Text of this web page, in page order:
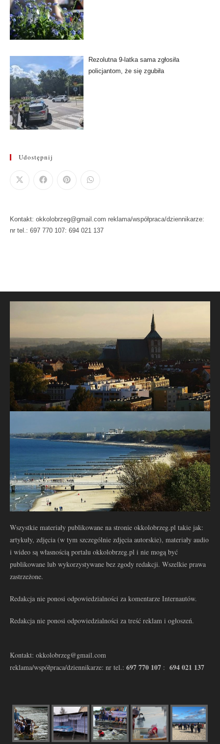
Rezolutna 9-latka sama zgłosiła
policjantom, że się zgubiła
Udostępnij
Kontakt: okkolobrzeg@gmail.com reklama/współpraca/dziennikarze:
nr tel.: 697 770 107: 694 021 137
Wszystkie materiały publikowane na stronie okkolobrzeg.pl takie jak:
artykuły, zdjęcia (w tym szczególnie zdjęcia autorskie), materiały audio
i wideo są własnością portalu okkolobrzeg.pl i nie mogą być
publikowane lub wykorzystywane bez zgody redakcji. Wszelkie prawa
zastrzeżone.
Redakcja nie ponosi odpowiedzialności za komentarze Internautów.
Redakcja nie ponosi odpowiedzialności za treść reklam i ogłoszeń.
Kontakt: okkolobrzeg@gmail.com
reklama/współpraca/dziennikarze: nr tel.: 697 770 107 : 694 021 137